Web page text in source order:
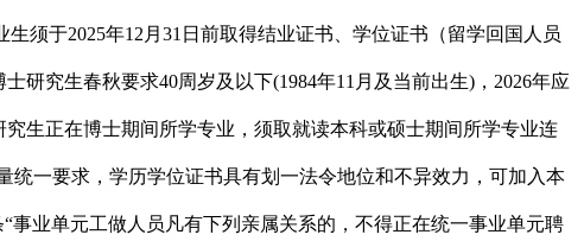
须于2025年12月31日前取得结业证书、学位证书（留学回国人员
研究生春秋要求40周岁及以下(1984年11月及当前出生)，2026年应
生正在博士期间所学专业，须取就读本科或硕士期间所学专业连
一要求，学历学位证书具有划一法令地位和不异效力，可加入本
业单元工做人员凡有下列亲属关系的，不得正在统一事业单元聘